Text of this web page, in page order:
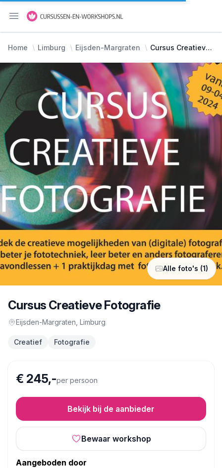
Menu openen
Home Limburg Eijsden-Margraten Cursus Creatieve Fotografie
Alle foto's (1)
Cursus Creatieve Fotografie
Eijsden-Margraten , Limburg
Creatief Fotografie
€ 245,-per persoon
Bekijk bij de aanbieder
Bewaar workshop
Aangeboden door